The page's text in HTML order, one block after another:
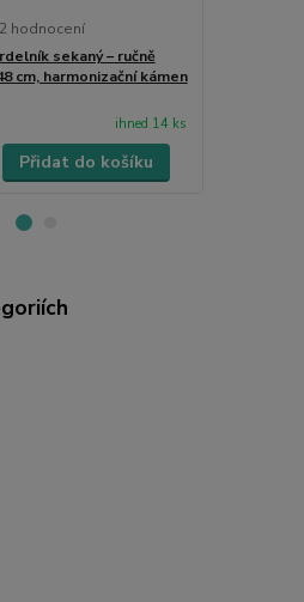
2 hodnocení
sekaný – ručně
cm, harmonizační kámen
ihned 14 ks
Přidat do košíku